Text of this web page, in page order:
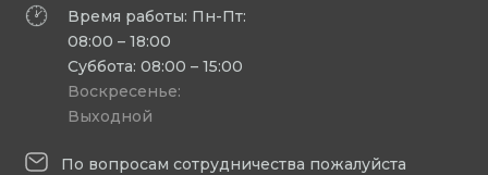
Время работы: Пн-Пт:
08:00 – 18:00
Суббота: 08:00 – 15:00
Воскресенье:
Выходной
По вопросам сотрудничества пожалуйста